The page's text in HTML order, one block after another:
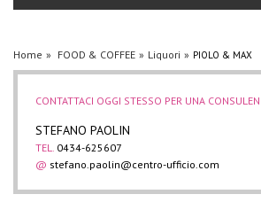
Home FOOD & COFFEE Liquori PIOLO & MAX
CONTATTACI OGGI STESSO PER UNA
STEFANO PAOLIN
TEL.
0434-625607
@ stefano.paolin@centro-ufficio.com